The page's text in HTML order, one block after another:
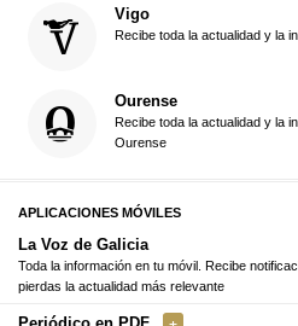
Vigo
Recibe toda la actualidad y la
Ourense
Recibe toda la actualidad y la
Ourense
APLICACIONES MÓVILES
La Voz de Galicia
Toda la información en tu móvil. Recibe
pierdas la actualidad más relevante